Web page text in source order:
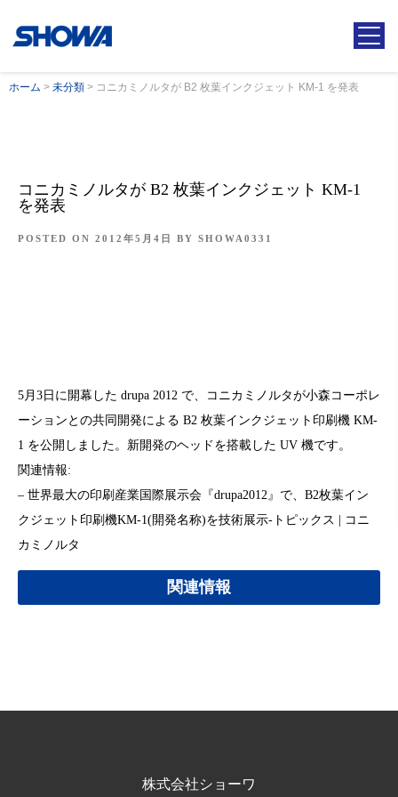
ホーム > 未分類 > コニカミノルタが B2 枚葉インクジェット KM-1 を発表
コニカミノルタが B2 枚葉インクジェット KM-1
を発表
POSTED ON 2012年5月4日 BY SHOWA0331
5月3日に開幕した drupa 2012 で、コニカミノルタが小森コーポレ
ーションとの共同開発による B2 枚葉インクジェット印刷機 KM-
1 を公開しました。新開発のヘッドを搭載した UV 機です。
関連情報:
– 世界最大の印刷産業国際展示会『drupa2012』で、B2枚葉イン
クジェット印刷機KM-1(開発名称)を技術展示-トピックス | コニ
カミノルタ
関連情報
株式会社ショーワ